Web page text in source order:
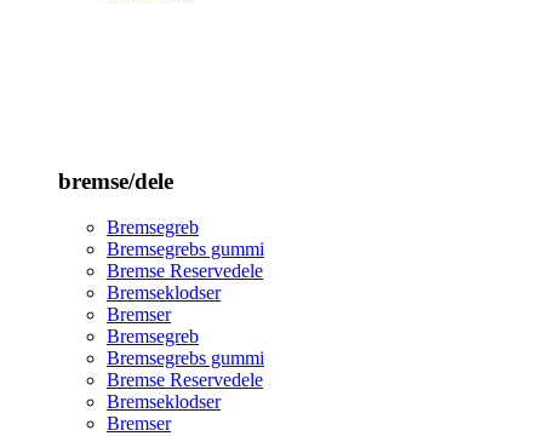
bremse/dele
Bremsegreb
Bremsegrebs gummi
Bremse Reservedele
Bremseklodser
Bremser
Bremsegreb
Bremsegrebs gummi
Bremse Reservedele
Bremseklodser
Bremser